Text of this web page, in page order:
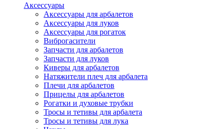
Аксессуары
Аксессуары для арбалетов
Аксессуары для луков
Аксессуары для рогаток
Виброгасители
Запчасти для арбалетов
Запчасти для луков
Киверы для арбалетов
Натяжители плеч для арбалета
Плечи для арбалетов
Прицелы для арбалетов
Рогатки и духовые трубки
Тросы и тетивы для арбалета
Тросы и тетивы для лука